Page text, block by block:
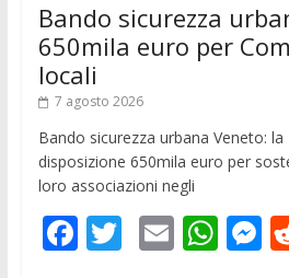
Bando sicurezza
650mila euro per
locali
7 agosto 2026
Bando sicurezza urbana Veneto:
disposizione 650mila euro per
loro associazioni negli
F T E W